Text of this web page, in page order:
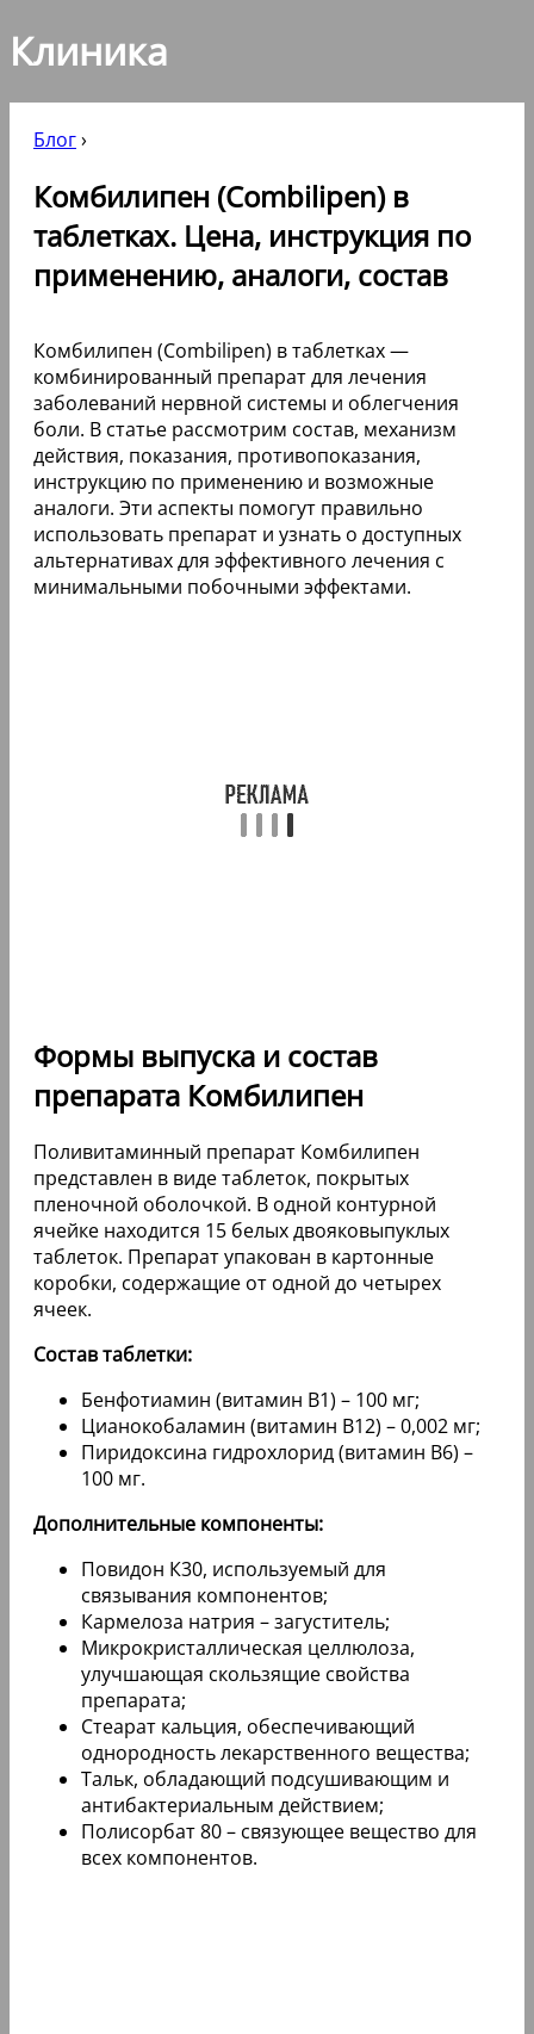
Клиника
Блог›
Комбилипен (Combilipen) в
таблетках. Цена, инструкция по
применению, аналоги, состав
Комбилипен (Combilipen) в таблетках —
комбинированный препарат для лечения
заболеваний нервной системы и облегчения
боли. В статье рассмотрим состав, механизм
действия, показания, противопоказания,
инструкцию по применению и возможные
аналоги. Эти аспекты помогут правильно
использовать препарат и узнать о доступных
альтернативах для эффективного лечения с
минимальными побочными эффектами.
Формы выпуска и состав
препарата Комбилипен
Поливитаминный препарат Комбилипен
представлен в виде таблеток, покрытых
пленочной оболочкой. В одной контурной
ячейке находится 15 белых двояковыпуклых
таблеток. Препарат упакован в картонные
коробки, содержащие от одной до четырех
ячеек.
Состав таблетки:
Бенфотиамин (витамин В1) – 100 мг;
Цианокобаламин (витамин В12) – 0,002 мг;
Пиридоксина гидрохлорид (витамин В6) –
100 мг.
Дополнительные компоненты:
Повидон К30, используемый для
связывания компонентов;
Кармелоза натрия – загуститель;
Микрокристаллическая целлюлоза,
улучшающая скользящие свойства
препарата;
Стеарат кальция, обеспечивающий
однородность лекарственного вещества;
Тальк, обладающий подсушивающим и
антибактериальным действием;
Полисорбат 80 – связующее вещество для
всех компонентов.